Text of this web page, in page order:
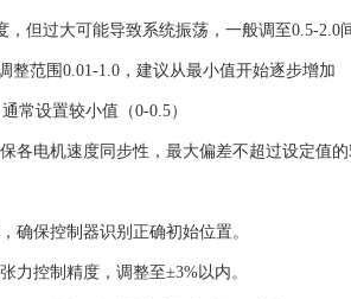
但过大可能导致系统振荡，一般调至0.5-2.0
范围0.01-1.0，建议从最小值开始逐步增加
设置较小值（0-0.5）
电机速度同步性，最大偏差不超过设定值的
保控制器识别正确初始位置。
控制精度，调整至±3%以内。